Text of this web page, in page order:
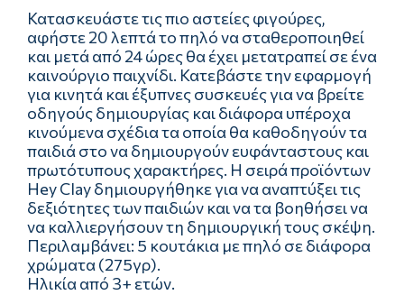
Κατασκευάστε τις πιο αστείες φιγούρες,
αφήστε 20 λεπτά το πηλό να σταθεροποιηθεί
και μετά από 24 ώρες θα έχει μετατραπεί σε ένα
καινούργιο παιχνίδι. Κατεβάστε την εφαρμογή
για κινητά και έξυπνες συσκευές για να βρείτε
οδηγούς δημιουργίας και διάφορα υπέροχα
κινούμενα σχέδια τα οποία θα καθοδηγούν τα
παιδιά στο να δημιουργούν ευφάνταστους και
πρωτότυπους χαρακτήρες. Η σειρά προϊόντων
Hey Clay δημιουργήθηκε για να αναπτύξει τις
δεξιότητες των παιδιών και να τα βοηθήσει να
να καλλιεργήσουν τη δημιουργική τους σκέψη.
Περιλαμβάνει: 5 κουτάκια με πηλό σε διάφορα
χρώματα (275γρ).
Ηλικία από 3+ ετών.